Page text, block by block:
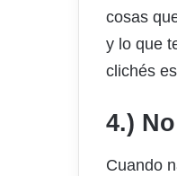
cosas
y lo que
clichés
4.)
Cuando